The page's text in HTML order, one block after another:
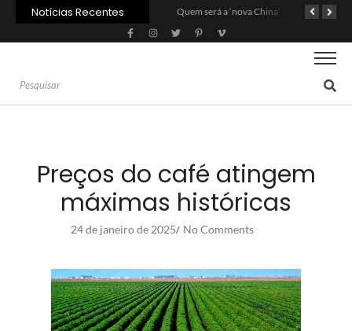
Notícias Recentes Quem será a ‘nova China’ do agro quando o apetite de Pequim acabar?
Preços do café atingem
máximas históricas
24 de janeiro de 2025/ No Comments